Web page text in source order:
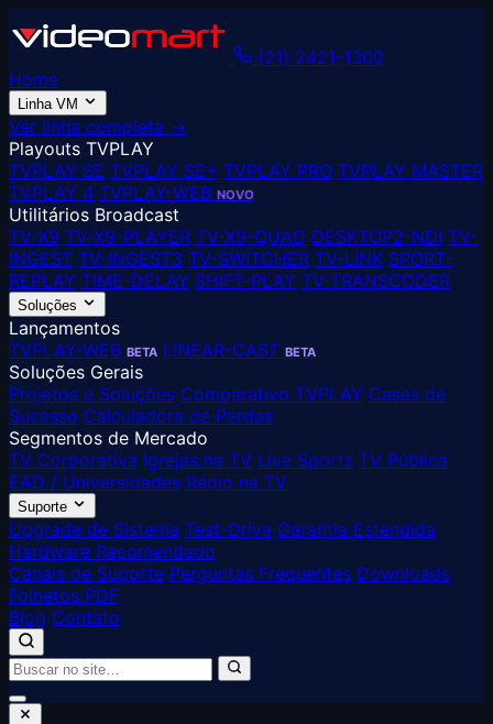
(21) 2421-1300
Home
Linha VM
Ver linha completa →
Playouts TVPLAY
TVPLAY SE TVPLAY SE+ TVPLAY PRO TVPLAY MASTER
TVPLAY 4 TVPLAY-WEB NOVO
Utilitários Broadcast
TV-X9 TV-X9-PLAYER TV-X9-QUAD DESKTOP2-NDI TV-
INGEST TV-INGEST3 TV-SWITCHER TV-LINK SPORT-
REPLAY TIME-DELAY SHIFT-PLAY TV-TRANSCODER
Soluções
Lançamentos
TVPLAY-WEB BETA LINEAR-CAST BETA
Soluções Gerais
Projetos e Soluções Comparativo TVPLAY Cases de
Sucesso Calculadora de Perdas
Segmentos de Mercado
TV Corporativa Igrejas na TV Live Sports TV Pública
EAD / Universidades Rádio na TV
Suporte
Upgrade de Sistema Test-Drive Garantia Estendida
Hardware Recomendado
Canais de Suporte Perguntas Frequentes Downloads
Folhetos PDF
Blog Contato